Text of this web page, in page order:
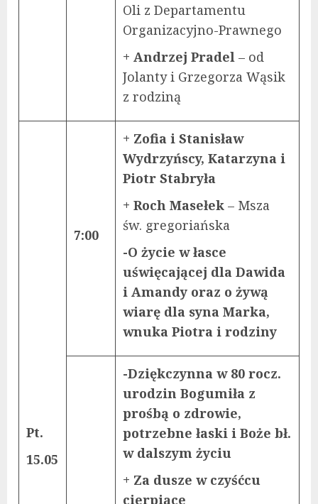
Oli z Departamentu
Organizacyjno-Prawnego
+ Andrzej Pradel – od
Jolanty i Grzegorza Wąsik
z rodziną
Pt.
15.05
7:00
+ Zofia i Stanisław
Wydrzyńscy, Katarzyna i
Piotr Stabryła
+ Roch Masełek – Msza
św. gregoriańska
-O życie w łasce
uświęcającej dla Dawida
i Amandy oraz o żywą
wiarę dla syna Marka,
wnuka Piotra i rodziny
-Dziękczynna w 80 rocz.
urodzin Bogumiła z
prośbą o zdrowie,
potrzebne łaski i Boże bł.
w dalszym życiu
+ Za dusze w czyśćcu
cierpiące